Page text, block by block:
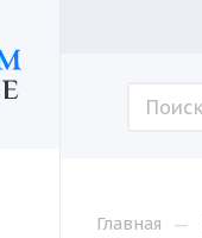
Главная —